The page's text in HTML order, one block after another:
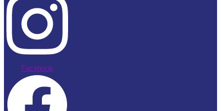
Facebook